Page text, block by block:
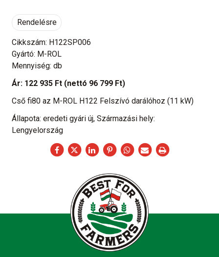
Rendelésre
Cikkszám: H122SP006
Gyártó: M-ROL
Mennyiség: db
Ár: 122 935 Ft (nettó 96 799 Ft)
Cső fi80 az M-ROL H122 Felszívó darálóhoz (11 kW)
Állapota: eredeti gyári új, Származási hely:
Lengyelország